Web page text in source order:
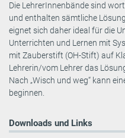
Die LehrerInnenbände sind
und enthalten sämtliche
eignet sich daher ideal für die
Unterrichten und Lernen mit
mit Zauberstift (OH-Stift) auf
Lehrerin/vom Lehrer das
Nach „Wisch und weg“ kann
beginnen.
Downloads und Links